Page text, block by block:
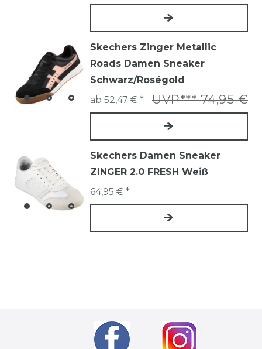
Skechers Zinger Metallic
Roads Damen Sneaker
Schwarz/Roségold
UVP*** 74,95 €
ab 52,47 € *
Skechers Damen Sneaker
ZINGER 2.0 FRESH Weiß
64,95 € *